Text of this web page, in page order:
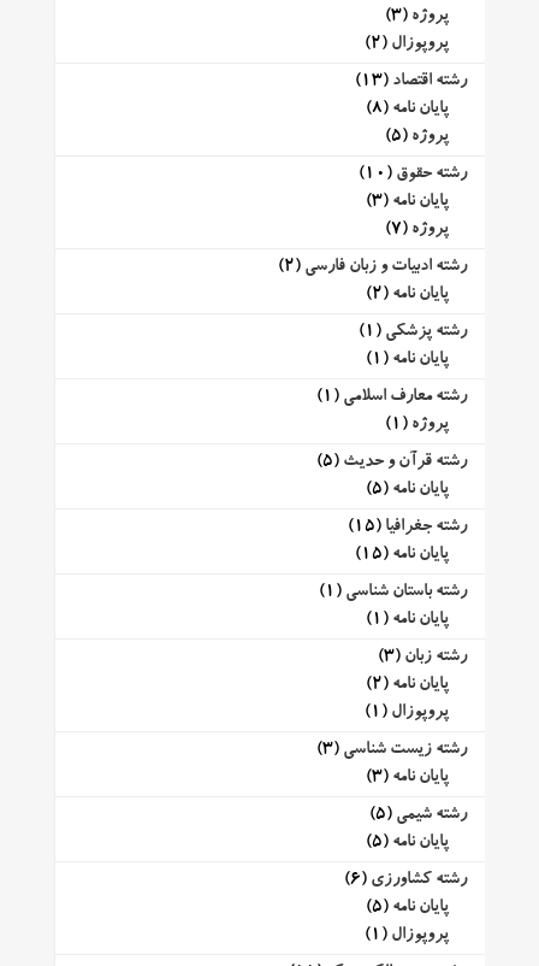
پروژه (3)
پروپوزال (2)
رشته اقتصاد (13)
پایان نامه (8)
پروژه (5)
رشته حقوق (10)
پایان نامه (3)
پروژه (7)
رشته ادبیات و زبان فارسی (2)
پایان نامه (2)
رشته پزشکی (1)
پایان نامه (1)
رشته معارف اسلامی (1)
پروژه (1)
رشته قرآن و حدیث (5)
پایان نامه (5)
رشته جغرافیا (15)
پایان نامه (15)
رشته باستان شناسی (1)
پایان نامه (1)
رشته زبان (3)
پایان نامه (2)
پروپوزال (1)
رشته زیست شناسی (3)
پایان نامه (3)
رشته شیمی (5)
پایان نامه (5)
رشته کشاورزی (6)
پایان نامه (5)
پروپوزال (1)